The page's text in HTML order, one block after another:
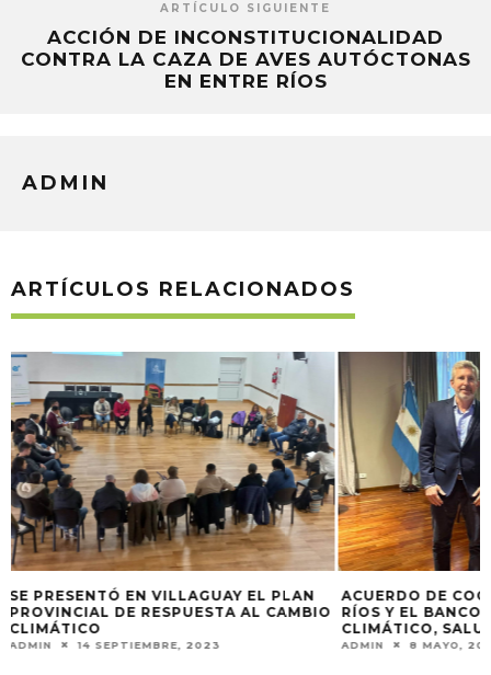
ARTÍCULO SIGUIENTE
ACCIÓN DE INCONSTITUCIONALIDAD
CONTRA LA CAZA DE AVES AUTÓCTONAS
EN ENTRE RÍOS
ADMIN
ARTÍCULOS RELACIONADOS
ACUERDO DE COOPERACIÓN DE ENTRE
RÍOS Y EL BANCO MUNDIAL EN CAMBIO
CLIMÁTICO, SALUD Y EDUCACIÓN
ADMIN 8 MAYO, 2024